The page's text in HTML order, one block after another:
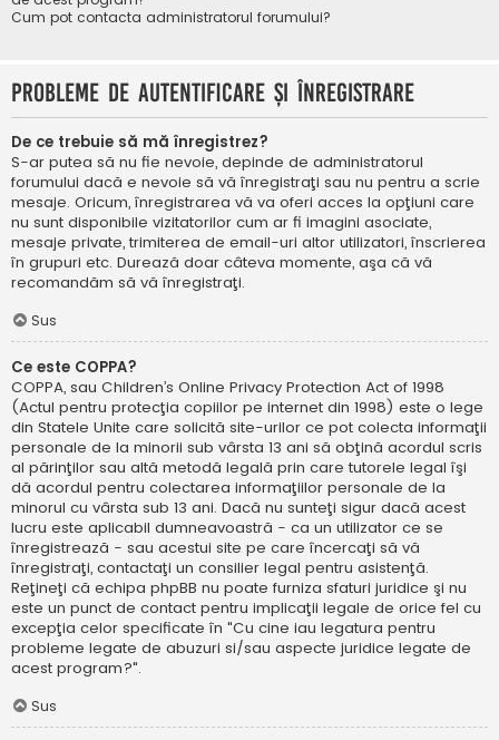
Cum pot contacta administratorul forumului?
Probleme de autentificare şi înregistrare
De ce trebuie să mă înregistrez?
S-ar putea să nu fie nevoie, depinde de administratorul
forumului dacă e nevoie să vă înregistraţi sau nu pentru a scrie
mesaje. Oricum, înregistrarea vă va oferi acces la opţiuni care
nu sunt disponibile vizitatorilor cum ar fi imagini asociate,
mesaje private, trimiterea de email-uri altor utilizatori, înscrierea
în grupuri etc. Durează doar câteva momente, aşa că vă
recomandăm să vă înregistraţi.
Sus
Ce este COPPA?
COPPA, sau Children’s Online Privacy Protection Act of 1998
(Actul pentru protecţia copiilor pe internet din 1998) este o lege
din Statele Unite care solicită site-urilor ce pot colecta informaţii
personale de la minorii sub vârsta 13 ani să obţină acordul scris
al părinţilor sau altă metodă legală prin care tutorele legal îşi
dă acordul pentru colectarea informaţiilor personale de la
minorul cu vârsta sub 13 ani. Dacă nu sunteţi sigur dacă acest
lucru este aplicabil dumneavoastră - ca un utilizator ce se
înregistrează - sau acestui site pe care încercaţi să vă
înregistraţi, contactaţi un consilier legal pentru asistenţă.
Reţineţi că echipa phpBB nu poate furniza sfaturi juridice şi nu
este un punct de contact pentru implicaţii legale de orice fel cu
excepţia celor specificate în "Cu cine iau legatura pentru
probleme legate de abuzuri si/sau aspecte juridice legate de
acest program?".
Sus